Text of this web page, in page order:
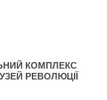
КОМПЛЕКС
РЕВОЛЮЦІЇ